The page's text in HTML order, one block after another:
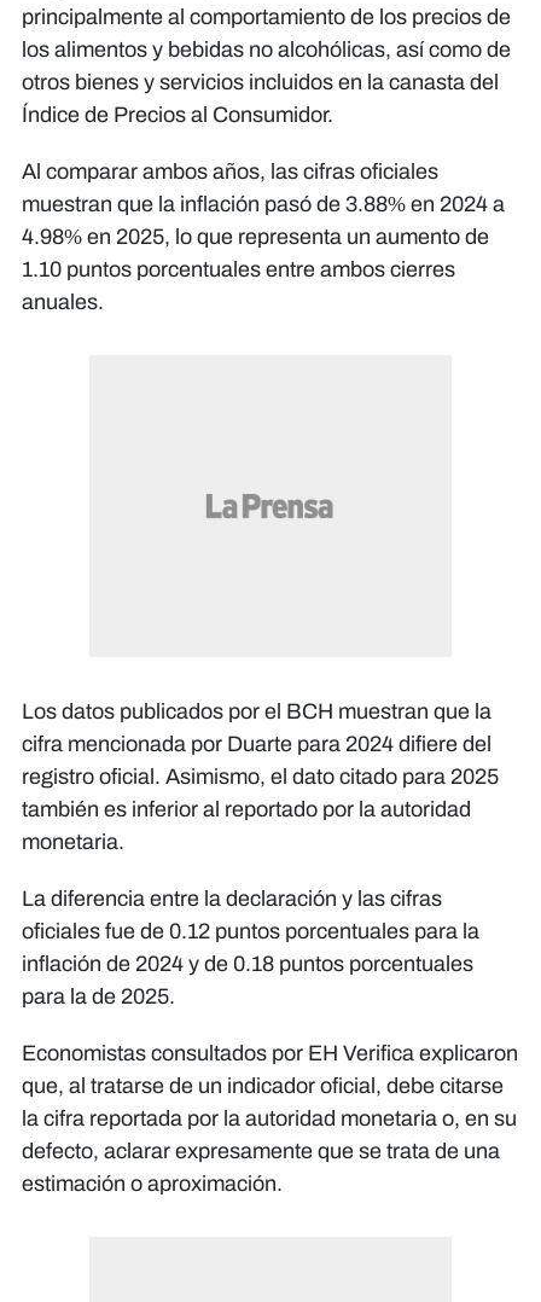
principalmente al comportamiento de los precios de
los alimentos y bebidas no alcohólicas, así como de
otros bienes y servicios incluidos en la canasta del
Índice de Precios al Consumidor.
Al comparar ambos años, las cifras oficiales
muestran que la inflación pasó de 3.88% en 2024 a
4.98% en 2025, lo que representa un aumento de
1.10 puntos porcentuales entre ambos cierres
anuales.
Los datos publicados por el BCH muestran que la
cifra mencionada por Duarte para 2024 difiere del
registro oficial. Asimismo, el dato citado para 2025
también es inferior al reportado por la autoridad
monetaria.
La diferencia entre la declaración y las cifras
oficiales fue de 0.12 puntos porcentuales para la
inflación de 2024 y de 0.18 puntos porcentuales
para la de 2025.
Economistas consultados por EH Verifica explicaron
que, al tratarse de un indicador oficial, debe citarse
la cifra reportada por la autoridad monetaria o, en su
defecto, aclarar expresamente que se trata de una
estimación o aproximación.